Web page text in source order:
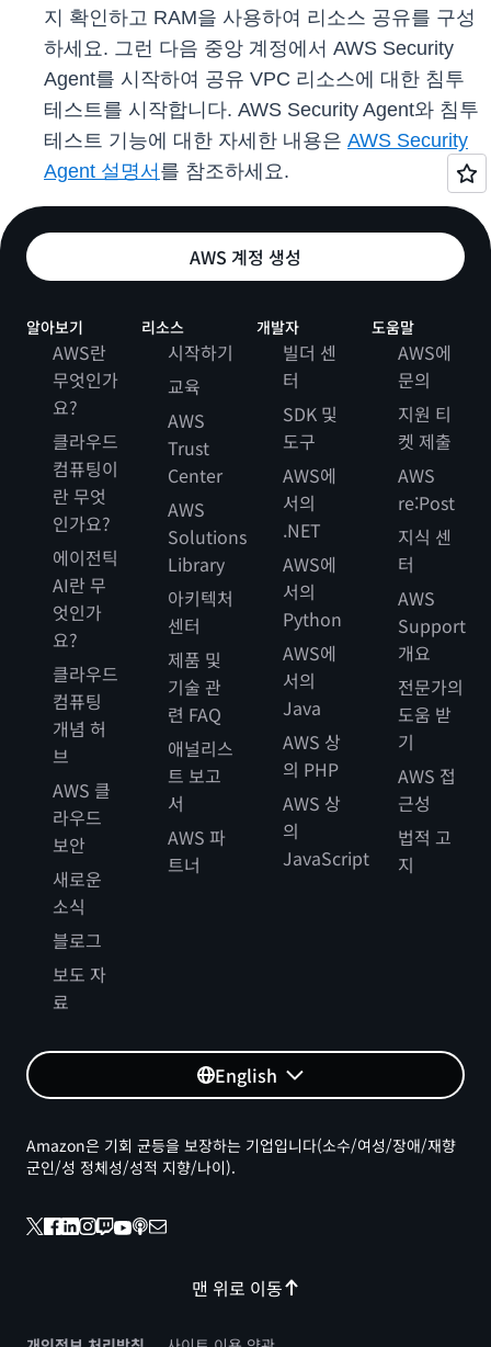
지 확인하고 RAM을 사용하여 리소스 공유를 구성
하세요. 그런 다음 중앙 계정에서 AWS Security
Agent를 시작하여 공유 VPC 리소스에 대한 침투
테스트를 시작합니다. AWS Security Agent와 침투
테스트 기능에 대한 자세한 내용은 AWS Security
Agent 설명서 를 참조하세요.
AWS 계정 생성
알아보기
AWS란
무엇인가
요?
클라우드
컴퓨팅이
란 무엇
인가요?
에이전틱
AI란 무
엇인가
요?
클라우드
컴퓨팅
개념 허
브
AWS 클
라우드
보안
새로운
소식
블로그
보도 자
료
리소스
시작하기
교육
AWS
Trust
Center
AWS
Solutions
Library
아키텍처
센터
제품 및
기술 관
련 FAQ
애널리스
트 보고
서
AWS 파
트너
개발자
빌더 센
터
SDK 및
도구
AWS에
서의
.NET
AWS에
서의
Python
AWS에
서의
Java
AWS 상
의 PHP
AWS 상
의
JavaScript
도움말
AWS에
문의
지원 티
켓 제출
AWS
re:Post
지식 센
터
AWS
Support
개요
전문가의
도움 받
기
AWS 접
근성
법적 고
지
English
맨 위로 이동
Amazon은 기회 균등을 보장하는 기업입니다(소수/여성/장애/재향
군인/성 정체성/성적 지향/나이).